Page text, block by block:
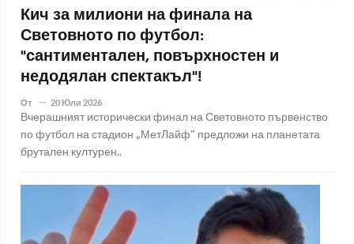
Кич за милиони на финала на
Световното по футбол:
"сантиментален, повърхностен и
недодялан спектакъл"!
От 20 Юли 2026
Вчерашният исторически финал на Световното първенство
по футбол на стадион „МетЛайф“ предложи на планетата
брутален културен..